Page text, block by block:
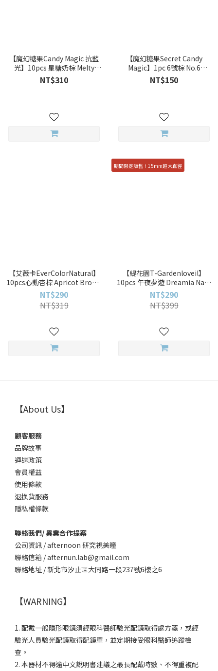
【魔幻糖果Candy Magic 抗藍
光】10pcs 星糖奶棕 Melty
Brown 彩色日拋
NT$310
【魔幻糖果Secret Candy
Magic】1pc 6號棕 No.6
Brown 彩色月拋
NT$150
【艾薇卡EverColorNatural】
10pcs心動杏棕 Apricot Brown
彩色日拋
NT$290
NT$319
期間限定販售！15mm超大直徑
【緹花園T-Gardenloveil】
10pcs 午夜夢遊 Dreamia Navy
彩色日拋
NT$290
NT$399
【About Us】
顧客服務
品牌故事
運送政策
會員權益
使用條款
退換貨服務
隱私權條款
聯絡我們/ 異業合作提案
公司資訊 / afternoon 研究視美瞳
聯絡信箱 / afternun.lab@gmail.com
聯絡地址 / 新北市汐止區大同路一段237號6樓之6
【WARNING】
1. 配戴一般隱形眼鏡須經眼科醫師驗光配鏡取得處方箋，或經
驗光人員驗光配鏡取得配鏡單，並定期接受眼科醫師追蹤檢
查。
2. 本器材不得逾中文說明書建議之最長配戴時數、不得重複配